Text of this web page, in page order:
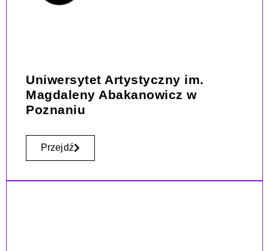
Uniwersytet Artystyczny im.
Magdaleny Abakanowicz w
Poznaniu
Przejdź